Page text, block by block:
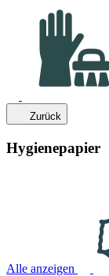
Zurück
Hygienepapier
Alle anzeigen